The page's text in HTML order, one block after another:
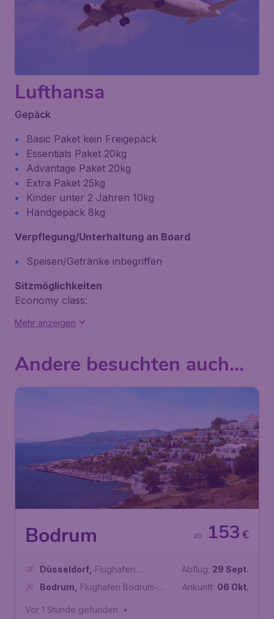
Lufthansa
Gepäck
Basic Paket kein Freigepäck
Essentials Paket 20kg
Advantage Paket 20kg
Extra Paket 25kg
Kinder unter 2 Jahren 10kg
Handgepäck 8kg
Verpflegung/Unterhaltung an Board
Speisen/Getränke inbegriffen
Sitzmöglichkeiten
Economy class:
Mehr anzeigen
Andere besuchten auch...
Bodrum €
153
ab
Düsseldorf Flughafen
Düsseldorf
Bodrum
Flughafen Bodrum-
Abflug: 29 Sept.
Ankunft: 06 Okt.
Vor 1 Stunde gefunden •